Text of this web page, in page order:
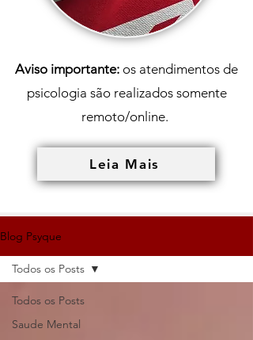
Aviso importante: os atendimentos de
psicologia são realizados somente
remoto/online.
Leia Mais
Blog Psyque
Todos os Posts
Saude Mental
Todos os Posts